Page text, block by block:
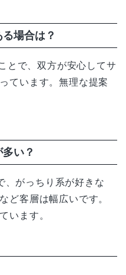
場合は？
とで、双方が安心してサ
ています。無理な提案
い？
、がっちり系が好きな
ど客層は幅広いです。
います。